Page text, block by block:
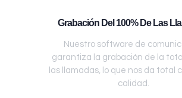
Grabación Del 100% De Las
Nuestro software de
garantiza la grabación de la
las llamadas, lo que nos da total
calidad.